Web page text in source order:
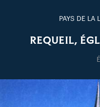
PAYS DE LA
REQUEIL,